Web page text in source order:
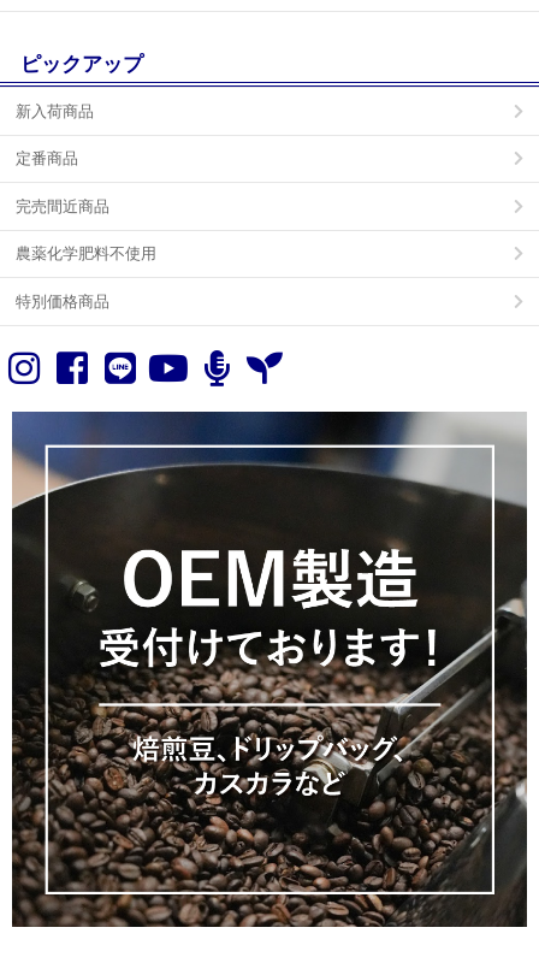
ピックアップ
新入荷商品
定番商品
完売間近商品
農薬化学肥料不使用
特別価格商品